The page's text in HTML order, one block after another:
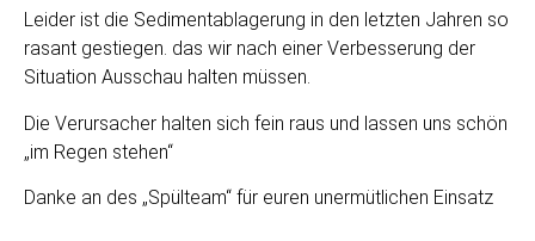
Leider ist die Sedimentablagerung in den letzten Jahren so
rasant gestiegen. das wir nach einer Verbesserung der
Situation Ausschau halten müssen.
Die Verursacher halten sich fein raus und lassen uns schön
„im Regen stehen“
Danke an des „Spülteam“ für euren unermütlichen Einsatz